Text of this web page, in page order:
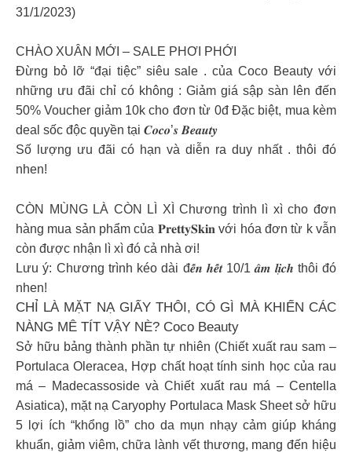
31/1/2023)
CHÀO XUÂN MỚI – SALE PHƠI PHỚI
Đừng bỏ lỡ “đại tiệc” siêu sale . của Coco Beauty với
những ưu đãi chỉ có không : Giảm giá sập sàn lên đến
50% Voucher giảm 10k cho đơn từ 0đ Đặc biệt, mua kèm
deal sốc độc quyền tại 𝑪𝒐𝒄𝒐’𝒔 𝑩𝒆𝒂𝒖𝒕𝒚
Số lượng ưu đãi có hạn và diễn ra duy nhất . thôi đó
nhen!
CÒN MÙNG LÀ CÒN LÌ XÌ Chương trình lì xì cho đơn
hàng mua sản phẩm của 𝐏𝐫𝐞𝐭𝐭𝐲𝐒𝐤𝐢𝐧 với hóa đơn từ k vẫn
còn được nhận lì xì đó cả nhà ơi!
Lưu ý: Chương trình kéo dài đ𝒆̂́𝒏 𝒉𝒆̂́𝒕 10/1 𝒂̂𝒎 𝒍𝒊̣𝒄𝒉 thôi đó
nhen!
CHỈ LÀ MẶT NẠ GIẤY THÔI, CÓ GÌ MÀ KHIẾN CÁC
NÀNG MÊ TÍT VẬY NÈ? Coco Beauty
Sở hữu bảng thành phần tự nhiên (Chiết xuất rau sam –
Portulaca Oleracea, Hợp chất hoạt tính sinh học của rau
má – Madecassoside và Chiết xuất rau má – Centella
Asiatica), mặt nạ Caryophy Portulaca Mask Sheet sở hữu
5 lợi ích “khổng lồ” cho da mụn nhạy cảm giúp kháng
khuẩn, giảm viêm, chữa lành vết thương, mang đến hiệu